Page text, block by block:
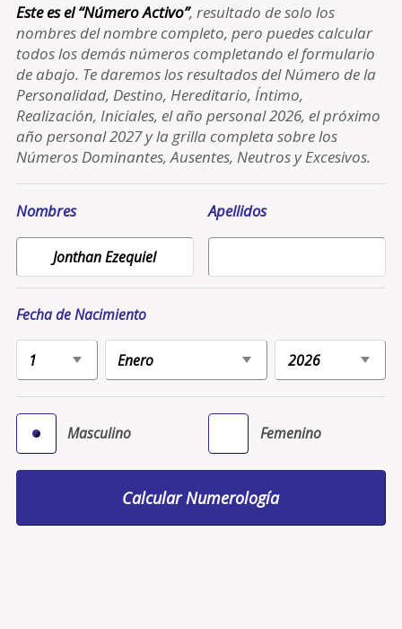
Este es el “Número Activo”, resultado de solo los
nombres del nombre completo, pero puedes calcular
todos los demás números completando el formulario
de abajo. Te daremos los resultados del Número de la
Personalidad, Destino, Hereditario, Íntimo,
Realización, Iniciales, el año personal 2026, el próximo
año personal 2027 y la grilla completa sobre los
Números Dominantes, Ausentes, Neutros y Excesivos.
Nombres Apellidos
Fecha de Nacimiento
Masculino Femenino